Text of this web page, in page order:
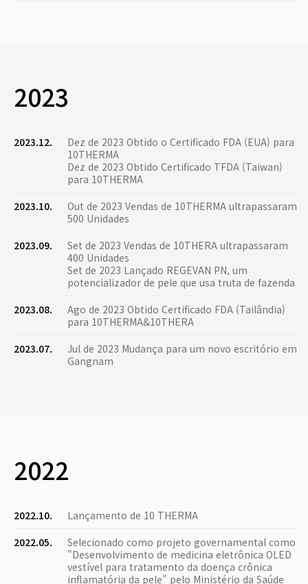
2023
2023.12.
Dez de 2023 Obtido o Certificado FDA (EUA) para
10THERMA
Dez de 2023 Obtido Certificado TFDA (Taiwan)
para 10THERMA
2023.10.
Out de 2023 Vendas de 10THERMA ultrapassaram
500 Unidades
2023.09.
Set de 2023 Vendas de 10THERA ultrapassaram
400 Unidades
Set de 2023 Lançado REGEVAN PN, um
potencializador de pele que usa truta de fazenda
2023.08.
Ago de 2023 Obtido Certificado FDA (Tailândia)
para 10THERMA&10THERA
2023.07.
Jul de 2023 Mudança para um novo escritório em
Gangnam
2022
2022.10.
Lançamento de 10 THERMA
2022.05.
Selecionado como projeto governamental como
"Desenvolvimento de medicina eletrônica OLED
vestível para tratamento da doença crônica
inflamatória da pele" pelo Ministério da Saúde